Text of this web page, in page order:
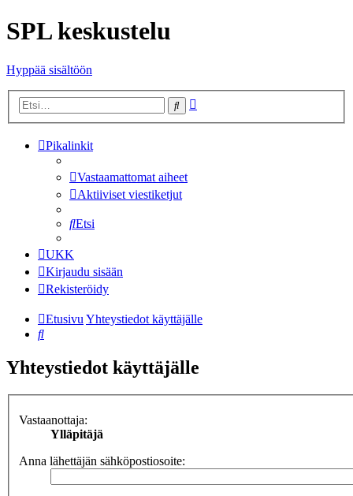
SPL keskustelu
Hyppää sisältöön
Etsi
Pikalinkit
Vastaamattomat aiheet
Aktiiviset viestiketjut
Etsi
UKK
Kirjaudu sisään
Rekisteröidy
EtusivuYhteystiedot käyttäjälle
Etsi
Yhteystiedot käyttäjälle
Vastaanottaja:
Ylläpitäjä
Anna lähettäjän sähköpostiosoite: